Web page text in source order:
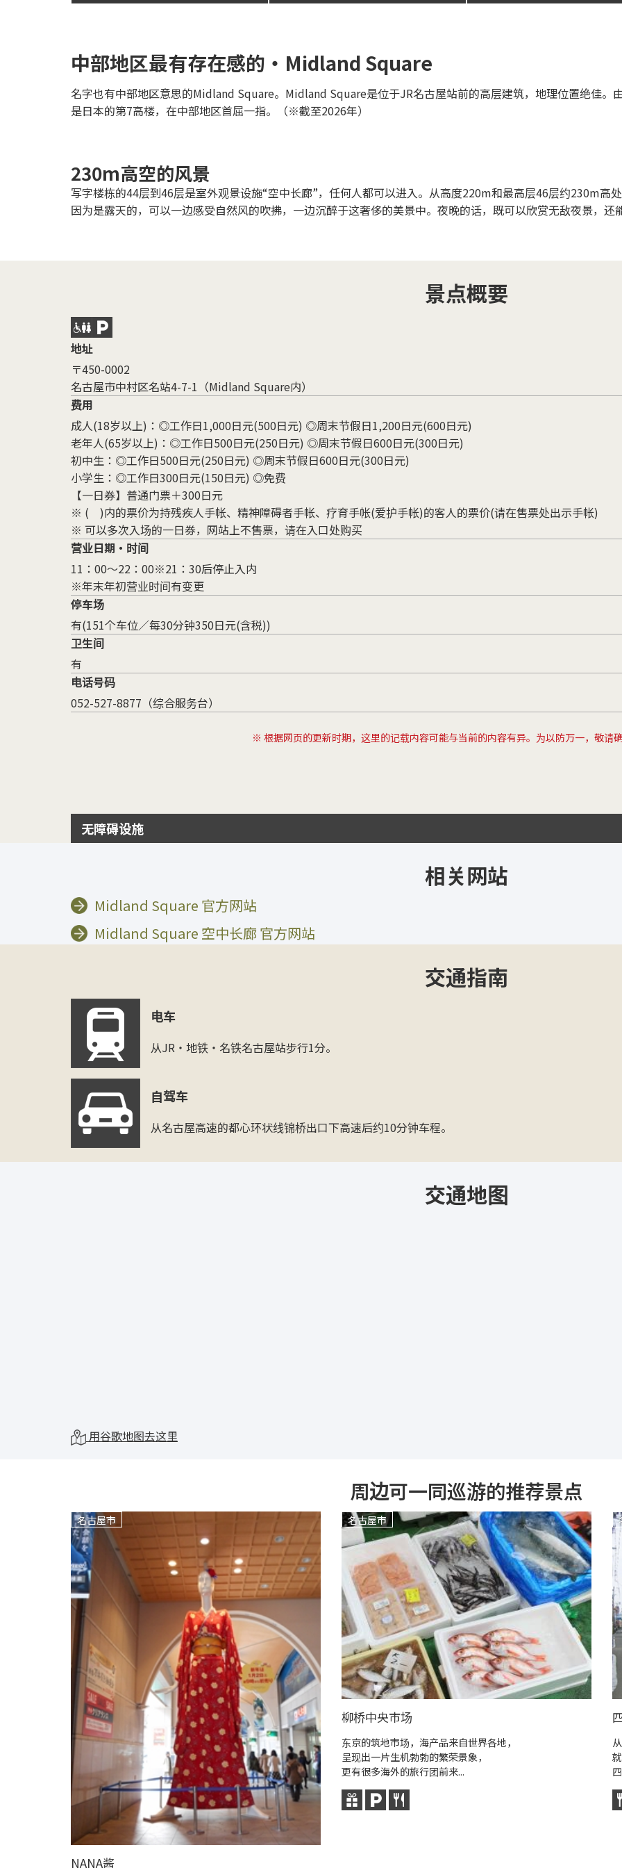
中部地区最有存在感的・Midland Square
名字也有中部地区意思的Midland Square。Midland Square是位于JR名古屋站前的高层建筑，地理位置绝佳。
是日本的第7高楼，在中部地区首屈一指。（※截至2026年）
230m高空的风景
写字楼栋的44层到46层是室外观景设施“空中长廊”，任何人都可以进入。从高度220m和最高层46层约230m高
因为是露天的，可以一边感受自然风的吹拂，一边沉醉于这奢侈的美景中。夜晚的话，既可以欣赏无敌夜景，还
景点概要
地址
〒450-0002
名古屋市中村区名站4-7-1（Midland Square内）
费用
成人(18岁以上)：◎工作日1,000日元(500日元) ◎周末节假日1,200日元(600日元)
老年人(65岁以上)：◎工作日500日元(250日元) ◎周末节假日600日元(300日元)
初中生：◎工作日500日元(250日元) ◎周末节假日600日元(300日元)
小学生：◎工作日300日元(150日元) ◎免费
【一日券】普通门票＋300日元
※ ( )内的票价为持残疾人手帐、精神障碍者手帐、疗育手帐(爱护手帐)的客人的票价(请在售票处出示手帐)
※ 可以多次入场的一日券，网站上不售票，请在入口处购买
营业日期・时间
11：00～22：00※21：30后停止入内
※年末年初营业时间有变更
停车场
有(151个车位／每30分钟350日元(含税))
卫生间
有
电话号码
052-527-8877（综合服务台）
※ 根据网页的更新时期，这里的记载内容可能与当前的内容有异。为以防万一，敬请确
无障碍设施
相关网站
Midland Square 官方网站
Midland Square 空中长廊 官方网站
交通指南
电车
从JR・地铁・名铁名古屋站步行1分。
自驾车
从名古屋高速的都心环状线锦桥出口下高速后约10分钟车程。
交通地图
用谷歌地图去这里
周边可一同巡游的推荐景点
名古屋市
NANA酱
名古屋市
柳桥中央市场
东京的筑地市场，海产品来自世界各地，
呈现出一片生机勃勃的繁荣景象，
更有很多海外的旅行团前来...